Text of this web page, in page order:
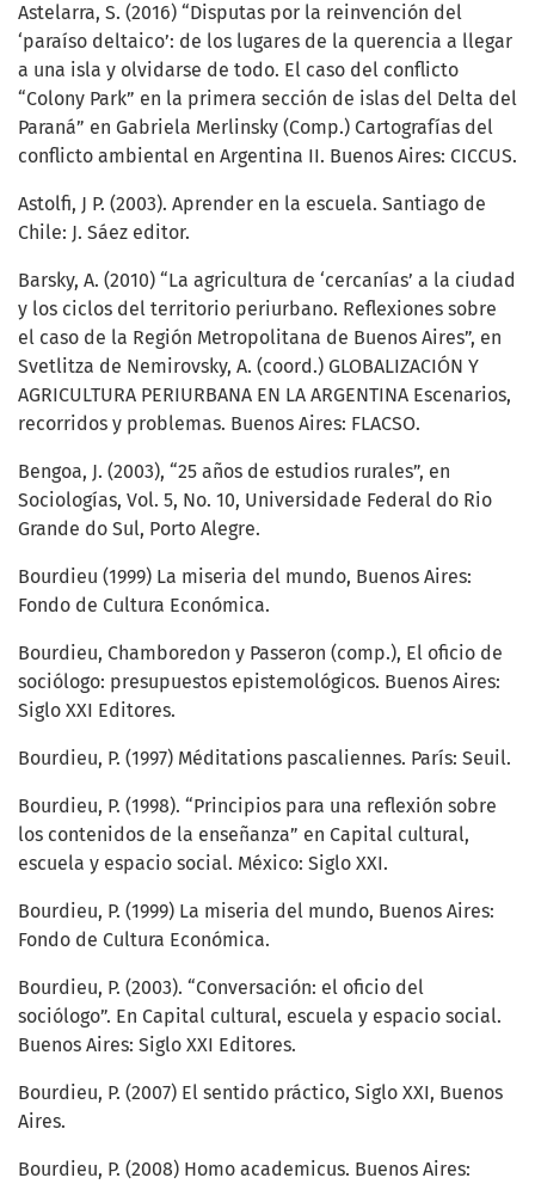
Astelarra, S. (2016) “Disputas por la reinvención del
‘paraíso deltaico’: de los lugares de la querencia a llegar
a una isla y olvidarse de todo. El caso del conﬂicto
“Colony Park” en la primera sección de islas del Delta del
Paraná” en Gabriela Merlinsky (Comp.) Cartografías del
conﬂicto ambiental en Argentina II. Buenos Aires: CICCUS.
Astolfi, J P. (2003). Aprender en la escuela. Santiago de
Chile: J. Sáez editor.
Barsky, A. (2010) “La agricultura de ‘cercanías’ a la ciudad
y los ciclos del territorio periurbano. Reflexiones sobre
el caso de la Región Metropolitana de Buenos Aires”, en
Svetlitza de Nemirovsky, A. (coord.) GLOBALIZACIÓN Y
AGRICULTURA PERIURBANA EN LA ARGENTINA Escenarios,
recorridos y problemas. Buenos Aires: FLACSO.
Bengoa, J. (2003), “25 años de estudios rurales”, en
Sociologías, Vol. 5, No. 10, Universidade Federal do Rio
Grande do Sul, Porto Alegre.
Bourdieu (1999) La miseria del mundo, Buenos Aires:
Fondo de Cultura Económica.
Bourdieu, Chamboredon y Passeron (comp.), El oficio de
sociólogo: presupuestos epistemológicos. Buenos Aires:
Siglo XXI Editores.
Bourdieu, P. (1997) Méditations pascaliennes. París: Seuil.
Bourdieu, P. (1998). “Principios para una reflexión sobre
los contenidos de la enseñanza” en Capital cultural,
escuela y espacio social. México: Siglo XXI.
Bourdieu, P. (1999) La miseria del mundo, Buenos Aires:
Fondo de Cultura Económica.
Bourdieu, P. (2003). “Conversación: el oficio del
sociólogo”. En Capital cultural, escuela y espacio social.
Buenos Aires: Siglo XXI Editores.
Bourdieu, P. (2007) El sentido práctico, Siglo XXI, Buenos
Aires.
Bourdieu, P. (2008) Homo academicus. Buenos Aires: